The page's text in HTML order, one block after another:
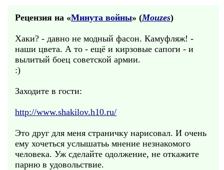
Рецензия на «Минута войны» (Mouzes)
Хаки? - давно не модный фасон. Камуфляж! -
наши цвета. А то - ещё и кирзовые сапоги - и
вылитый боец советской армии.
:)
Заходите в гости:
http://www.shakilov.h10.ru/
Это друг для меня страничку нарисовал. И очень
ему хочеться услышатьь мнение незнакомого
человека. Уж сделайте одолжение, не откажите
парню в удовольствие.